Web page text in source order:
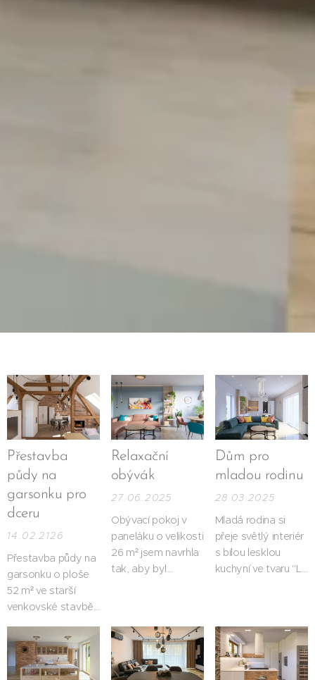
Přestavba
půdy na
garsonku pro
dceru
14.02.2126
Přestavba půdy na
garsonku o ploše
52 m² ve starší
venkovské stavbě
respektem k
původní konstrukci
vytvořit současné,
Relaxační
obývák
27.06.2025
Obývací pokoj v
paneláku o velikosti
26 m² jsem navrhla
tak, aby byl
prostorem pro
rodinná setkání.
Dům pro
mladou rodinu
28.03.2025
Mladá rodina si
přeje světlý interiér
s bílou lesklou
kuchyní ve tvaru "L"
dřevodekoru.
Jídelní stůl by měl
být rozkládací, s